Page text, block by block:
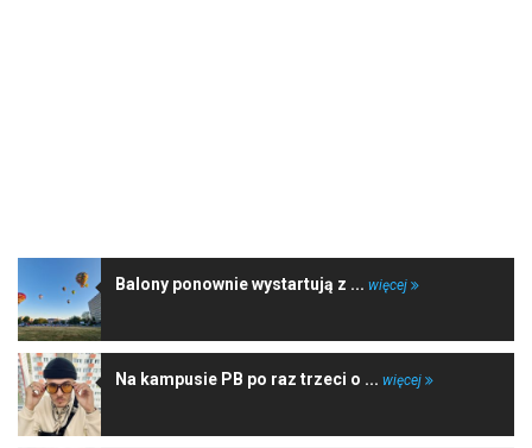
Balony ponownie wystartują z ... więcej
Na kampusie PB po raz trzeci o ... więcej